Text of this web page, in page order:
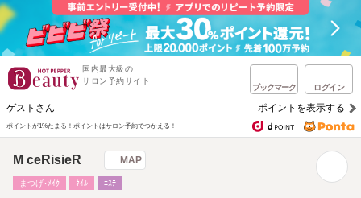
国内最大級の
サロン予約サイト
ブックマーク ログイン
ゲストさん ポイントを表示する
ポイントが1%たまる！ ポイントはサロン予約でつかえる！
M ceRisieR MAP
まつげ･ﾒｲｸ ﾈｲﾙ ｴｽﾃ